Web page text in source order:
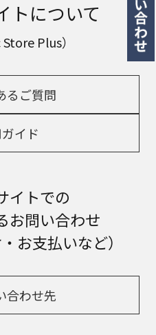
トについて
Plus）
るご質問
イド
イトでの
お問い合わせ
お支払いなど）
合わせ先